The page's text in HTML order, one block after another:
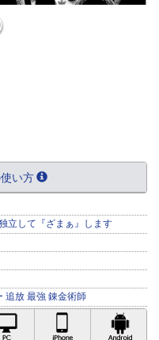
い方
立して『ざまぁ』します
追放 最強 錬金術師
iPhone対応